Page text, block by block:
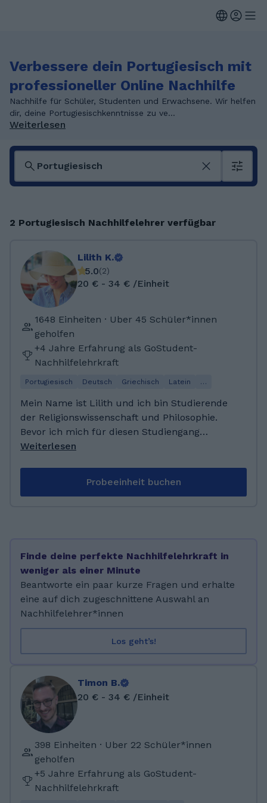
Verbessere dein Portugiesisch mit
professioneller Online Nachhilfe
Nachhilfe für Schüler, Studenten und Erwachsene. Wir helfen
dir, deine Portugiesischkenntnisse zu ve...
Weiterlesen
2 Portugiesisch Nachhilfelehrer verfügbar
Lilith K.
5.0(2)
20 € - 34 € /Einheit
1648 Einheiten · Uber 45 Schüler*innen
geholfen
+4 Jahre Erfahrung als GoStudent-
Nachhilfelehrkraft
Portugiesisch Deutsch Griechisch Latein …
Mein Name ist Lilith und ich bin Studierende
der Religionswissenschaft und Philosophie.
Bevor ich mich für diesen Studiengang
entschieden habe, habe ich für zwei Semester
zu sprechen verstehen wollte, "was die Welt
und Psychologie gelegt. Ich habe inzwischen
10 Jahre Erfahrung in
Hausaufgabenbetreuung von insbesondere
Grundschüler*innen, Mathe und
Lateinnachhilfe für Unter- und Oberstufe.
Während meines Auslandsstudium in
Brasilien, habe ich meine
Deutsch und Englischlernen unterstützt.
Latein war immer eines meiner
Lieblingsfächer, habe auch den Leistungskurs
besucht und dann weiter in der Uni studiert.
Zu meiner Begeisterung für alte Sprachen hat
auch mein Alt-Griechisch Studium im
Rahmen meines Studiengang beigetragen.
Wenn Bedarf für Alt-Griechisch Nachhilfe
bestehen würde, hätte ich großes Interesse
Weiterlesen
Probeeinheit buchen
Finde deine perfekte Nachhilfelehrkraft in
weniger als einer Minute
Beantworte ein paar kurze Fragen und erhalte
eine auf dich zugeschnittene Auswahl an
Nachhilfelehrer*innen
Los geht’s!
Timon B.
20 € - 34 € /Einheit
398 Einheiten · Uber 22 Schüler*innen
geholfen
+5 Jahre Erfahrung als GoStudent-
Nachhilfelehrkraft